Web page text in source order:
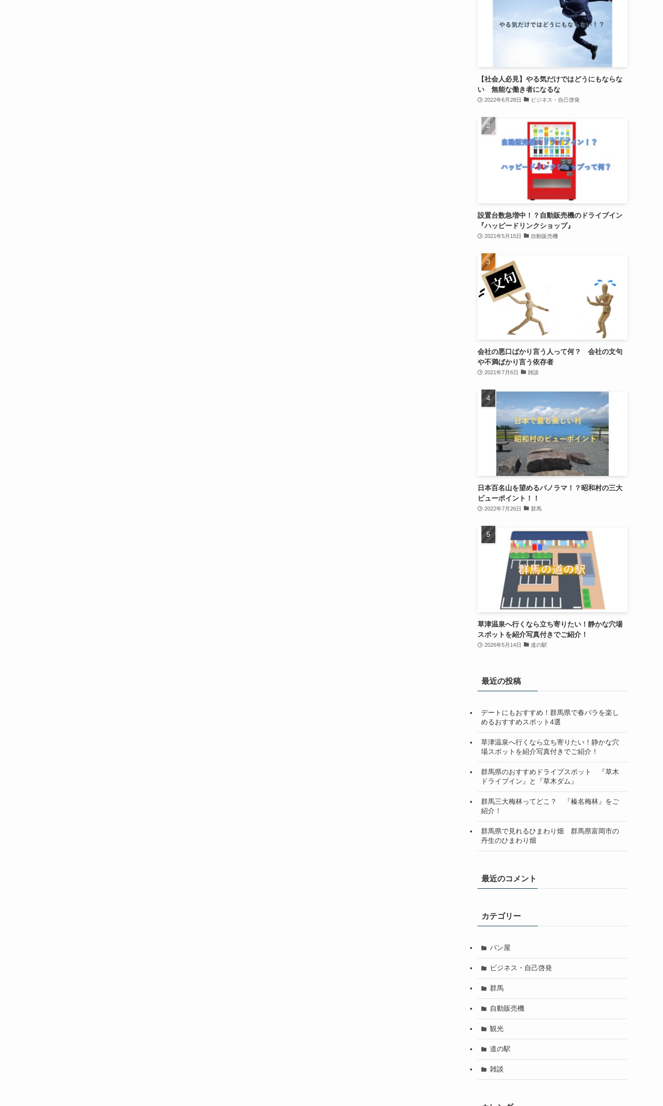
【社会人必見】やる気だけではどうにもならな
い 無能な働き者になるな
2022年6月28日 ビジネス・自己啓発
設置台数急増中！？自動販売機のドライブイン
『ハッピードリンクショップ』
2021年5月15日 自動販売機
会社の悪口ばかり言う人って何？ 会社の文句
や不満ばかり言う依存者
2021年7月6日 雑談
日本百名山を望めるパノラマ！？昭和村の三大
ビューポイント！！
2022年7月26日 群馬
草津温泉へ行くなら立ち寄りたい！静かな穴場
スポットを紹介写真付きでご紹介！
2026年5月14日 道の駅
最近の投稿
デートにもおすすめ！群馬県で春バラを楽し
めるおすすめスポット4選
草津温泉へ行くなら立ち寄りたい！静かな穴
場スポットを紹介写真付きでご紹介！
群馬県のおすすめドライブスポット 『草木
ドライブイン』と『草木ダム』
群馬三大梅林ってどこ？ 『榛名梅林』をご
紹介！
群馬県で見れるひまわり畑 群馬県富岡市の
丹生のひまわり畑
最近のコメント
カテゴリー
パン屋
ビジネス・自己啓発
群馬
自動販売機
観光
道の駅
雑談